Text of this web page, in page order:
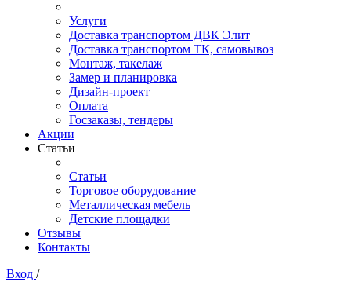
Услуги
Доставка транспортом ДВК Элит
Доставка транспортом ТК, самовывоз
Монтаж, такелаж
Замер и планировка
Дизайн-проект
Оплата
Госзаказы, тендеры
Акции
Статьи
Статьи
Торговое оборудование
Металлическая мебель
Детские площадки
Отзывы
Контакты
Вход /